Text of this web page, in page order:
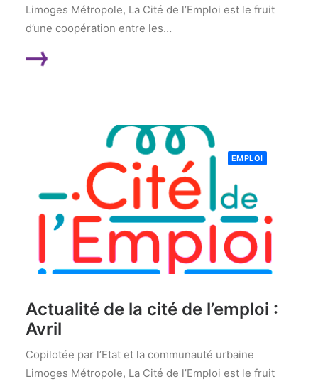
Limoges Métropole, La Cité de l’Emploi est le fruit
d’une coopération entre les…
EMPLOI
Actualité de la cité de l’emploi :
Avril
Copilotée par l’Etat et la communauté urbaine
Limoges Métropole, La Cité de l’Emploi est le fruit